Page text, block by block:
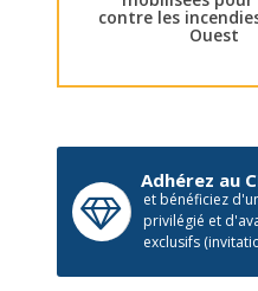
contre les
Ouest
Adhérez au
et bénéficiez
privilégié et
exclusifs